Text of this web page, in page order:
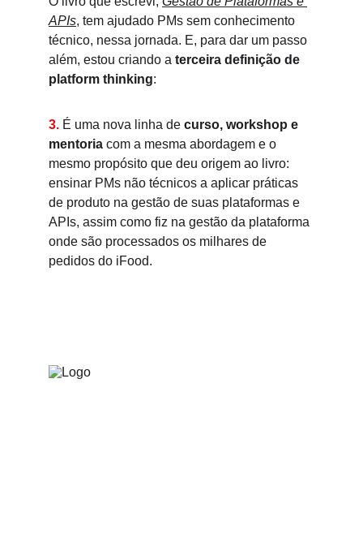
APIs, tem ajudado PMs sem conhecimento
técnico, nessa jornada. E, para dar um passo
além, estou criando a terceira definição de
platform thinking:
3. É uma nova linha de curso, workshop e
mentoria com a mesma abordagem e o
mesmo propósito que deu origem ao livro:
ensinar PMs não técnicos a aplicar práticas
de produto na gestão de suas plataformas e
APIs, assim como fiz na gestão da plataforma
onde são processados os milhares de
pedidos do iFood.